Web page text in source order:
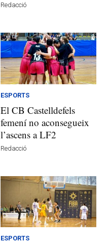
Redacció
ESPORTS
El CB Castelldefels
femení no aconsegueix
l’ascens a LF2
Redacció
ESPORTS